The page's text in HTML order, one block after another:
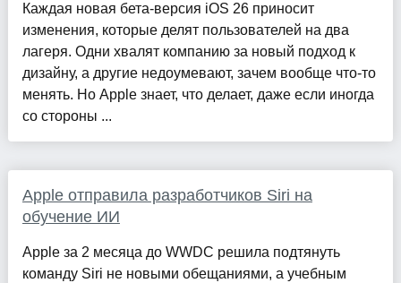
Каждая новая бета-версия iOS 26 приносит
изменения, которые делят пользователей на два
лагеря. Одни хвалят компанию за новый подход к
дизайну, а другие недоумевают, зачем вообще что-то
менять. Но Apple знает, что делает, даже если иногда
со стороны ...
Apple отправила разработчиков Siri на
обучение ИИ
Apple за 2 месяца до WWDC решила подтянуть
команду Siri не новыми обещаниями, а учебным